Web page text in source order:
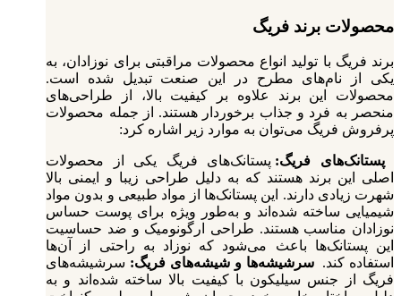
محصولات برند فریگ
برند فریگ با تولید انواع محصولات مراقبتی برای نوزادان، به
یکی از نام‌های مطرح در این صنعت تبدیل شده است.
محصولات این برند علاوه بر کیفیت بالا، از طراحی‌های
منحصر به فرد و جذاب برخوردار هستند. از جمله محصولات
پرفروش فریگ می‌توان به موارد زیر اشاره کرد:
پستانک‌های فریگ: پستانک‌های فریگ یکی از محصولات
اصلی این برند هستند که به دلیل طراحی زیبا و ایمنی بالا
شهرت زیادی دارند. این پستانک‌ها از مواد طبیعی و بدون مواد
شیمیایی ساخته شده‌اند و به‌طور ویژه برای پوست حساس
نوزادان مناسب هستند. طراحی ارگونومیک و ضد حساسیت
این پستانک‌ها باعث می‌شود که نوزاد به راحتی از آن‌ها
استفاده کند. سرشیشه‌ها و شیشه‌های فریگ: سرشیشه‌های
فریگ از جنس سیلیکون با کیفیت بالا ساخته شده‌اند و به